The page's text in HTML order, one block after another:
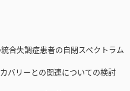
合失調症患者の自閉スペクトラム
バリーとの関連についての検討